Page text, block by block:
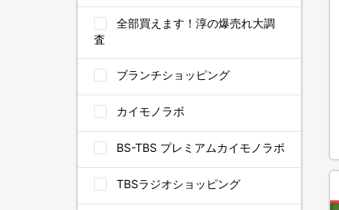
全部買えます！淳の爆売れ大調
査
ブランチショッピング
カイモノラボ
BS-TBS プレミアムカイモノラボ
TBSラジオショッピング